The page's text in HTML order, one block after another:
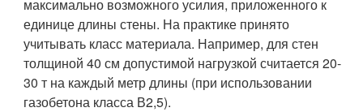
максимально возможного усилия, приложенного к
единице длины стены. На практике принято
учитывать класс материала. Например, для стен
толщиной 40 см допустимой нагрузкой считается 20-
30 т на каждый метр длины (при использовании
газобетона класса В2,5).